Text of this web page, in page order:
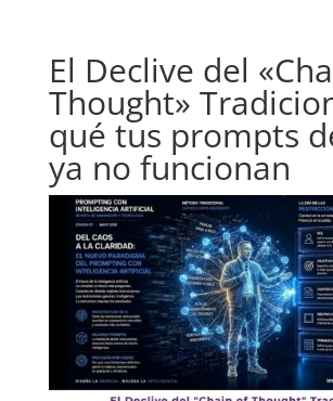
El Declive del
Thought»
qué tus prompts
ya no funcionan